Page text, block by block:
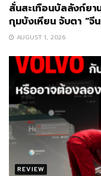
สั่นสะเทือนบัลลังก์ยา
กุมบังเหียน จับตา “
AUGUST 1, 2026
REVIEW